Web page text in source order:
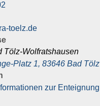
toelz.de
Tölz-Wolfratshausen
Platz 1, 83646 Bad Tölz
zur Enteignung